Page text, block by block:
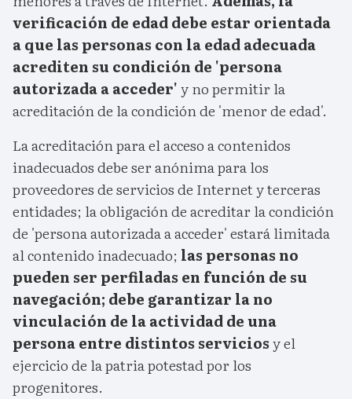
verificación de edad debe estar orientada
a que las personas con la edad adecuada
acrediten su condición de 'persona
autorizada a acceder'y no permitir la
acreditación de la condición de 'menor de edad'.
La acreditación para el acceso a contenidos
inadecuados debe ser anónima para los
proveedores de servicios de Internet y terceras
entidades; la obligación de acreditar la condición
de 'persona autorizada a acceder' estará limitada
al contenido inadecuado; las personas no
pueden ser perfiladas en función de su
navegación; debe garantizar la no
vinculación de la actividad de una
persona entre distintos serviciosy el
ejercicio de la patria potestad por los
progenitores.